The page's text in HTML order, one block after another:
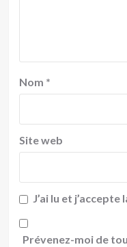
Nom *
Site web
J’ai lu et j’accepte
Prévenez-moi de